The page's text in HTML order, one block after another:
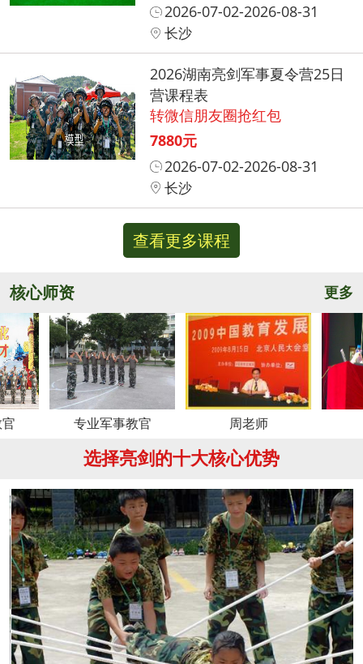
2026-07-02-2026-08-31
长沙
2026湖南亮剑军事夏令营25日
营课程表
转微信朋友圈抢红包
7880元
2026-07-02-2026-08-31
长沙
查看更多课程
核心师资 更多
专业军事教官
选择亮剑的十大核心优势